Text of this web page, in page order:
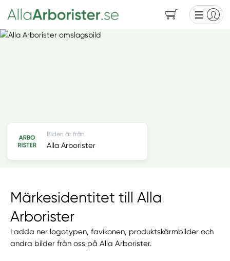
Märkesidentitet till Alla
Arborister
Ladda ner logotypen, favikonen, produktskärmbilder och
andra bilder från oss på Alla Arborister.
Bilden är från
Alla Arborister